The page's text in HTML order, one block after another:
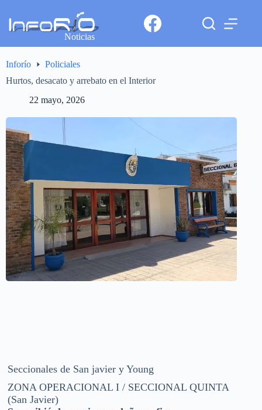
Noticias
Inforío
Policiales
Hurtos, desacato y arrebato en el Interior
22 mayo, 2026
Seccionales de San javier y Young
ZONA OPERACIONAL I / SECCIONAL QUINTA
(San Javier)